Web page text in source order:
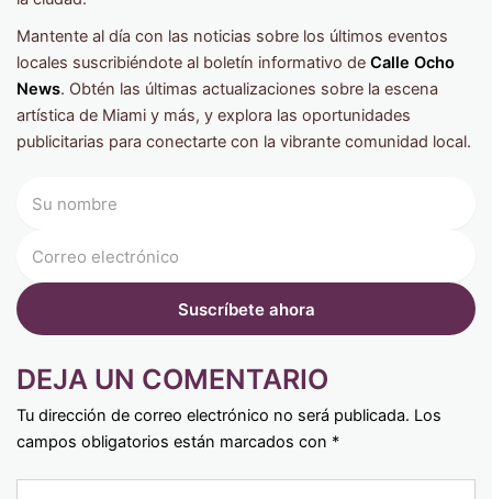
Mantente al día con las noticias sobre los últimos eventos
locales suscribiéndote al boletín informativo de Calle Ocho
News. Obtén las últimas actualizaciones sobre la escena
artística de Miami y más, y explora las oportunidades
publicitarias para conectarte con la vibrante comunidad local.
DEJA UN COMENTARIO
Tu dirección de correo electrónico no será publicada. Los
campos obligatorios están marcados con *